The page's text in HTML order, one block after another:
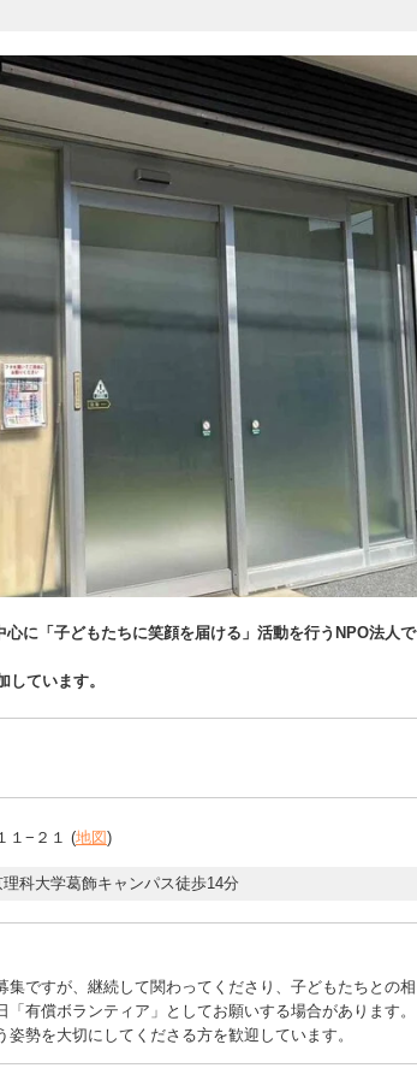
に「子どもたちに笑顔を届ける」活動を行うNPO法人で
ています。
１−２１ (地図)
科大学葛飾キャンパス徒歩14分
集ですが、継続して関わってくださり、子どもたちとの相
有償ボランティア」としてお願いする場合があります。
勢を大切にしてくださる方を歓迎しています。